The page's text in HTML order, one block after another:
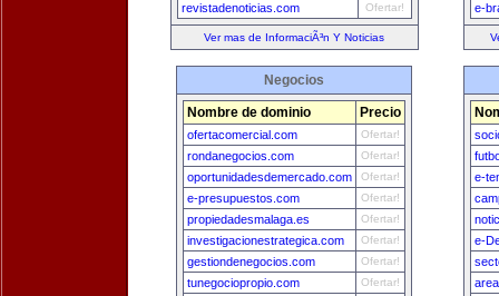
revistadenoticias.com Ofertar!
Ver mas de InformaciÃ³n Y Noticias
e-
Negocios
Nombre de dominio Precio
ofertacomercial.com Ofertar!
rondanegocios.com Ofertar!
oportunidadesdemercado.com Ofertar!
e-presupuestos.com Ofertar!
propiedadesmalaga.es Ofertar!
investigacionestrategica.com Ofertar!
gestiondenegocios.com Ofertar!
tunegociopropio.com Ofertar!
e-
e-